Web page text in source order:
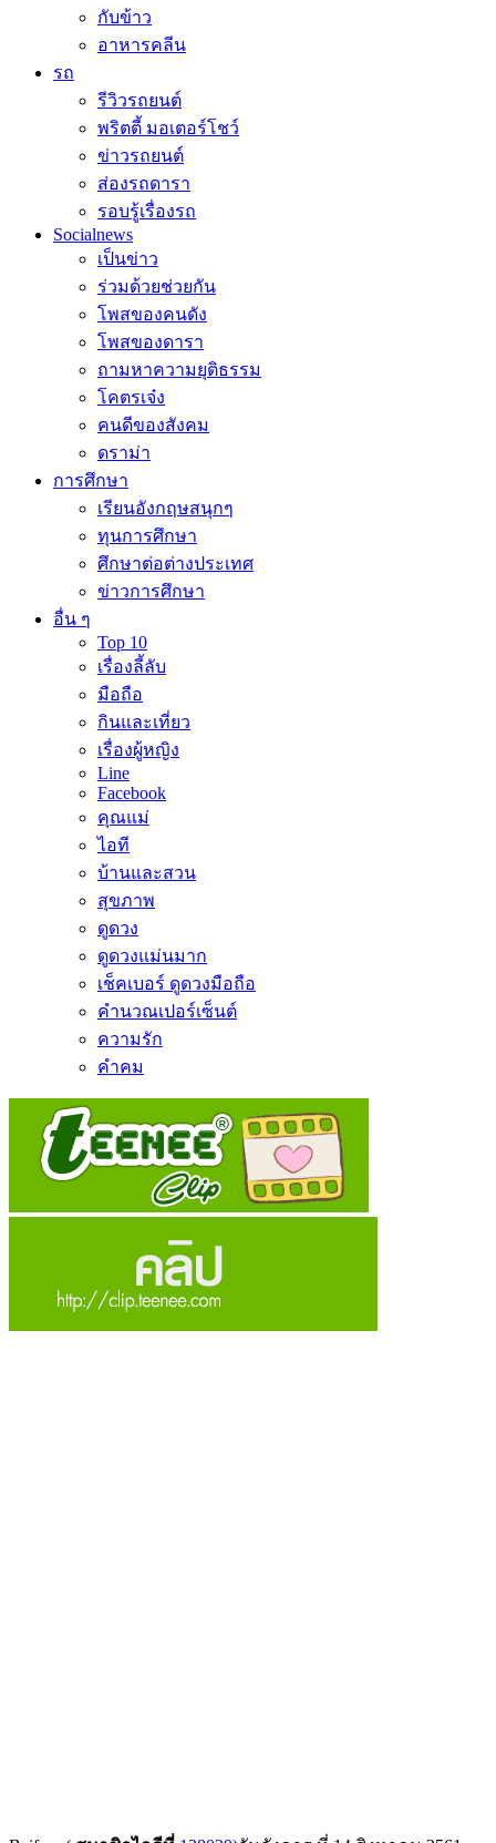
กับข้าว
อาหารคลีน
รถ
รีวิวรถยนต์
พริตตี้ มอเตอร์โชว์
ข่าวรถยนต์
ส่องรถดารา
รอบรู้เรื่องรถ
Socialnews
เป็นข่าว
ร่วมด้วยช่วยกัน
โพสของคนดัง
โพสของดารา
ถามหาความยุติธรรม
โคตรเจ๋ง
คนดีของสังคม
ดราม่า
การศึกษา
เรียนอังกฤษสนุกๆ
ทุนการศึกษา
ศึกษาต่อต่างประเทศ
ข่าวการศึกษา
อื่น ๆ
Top 10
เรื่องลี้ลับ
มือถือ
กินและเที่ยว
เรื่องผู้หญิง
Line
Facebook
คุณแม่
ไอที
บ้านและสวน
สุขภาพ
ดูดวง
ดูดวงแม่นมาก
เช็คเบอร์ ดูดวงมือถือ
คำนวณเปอร์เซ็นต์
ความรัก
คำคม